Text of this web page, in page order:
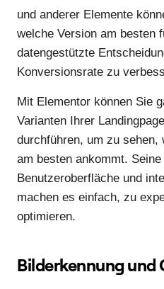
und anderer Elemente
welche Version am besten
datengestützte
Konversionsrate zu
Mit Elementor können Sie
Varianten Ihrer
durchführen, um zu sehen,
am besten ankommt.
Benutzeroberfläche und
machen es einfach, zu
optimieren.
Bilderkennung und